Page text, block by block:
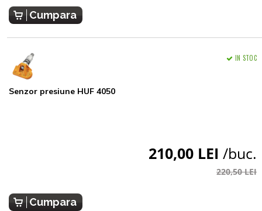
Cumpara
Senzor presiune HUF 4050
IN STOC
210,00 LEI /buc.
220,50 LEI
Cumpara